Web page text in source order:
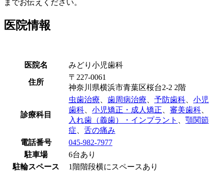
までお伝えください。
医院情報
医院名 みどり小児歯科
住所
〒227-0061
神奈川県横浜市青葉区桜台2-2 2階
診療科目
虫歯治療、 歯周病治療、 予防歯科、 小児
歯科、 小児矯正・成人矯正 、 審美歯科、
入れ歯（義歯）・インプラント 、 顎関節
症、 舌の痛み
電話番号
045-982-7977
駐車場
6台あり
駐輪スペース
1階階段横にスペースあり